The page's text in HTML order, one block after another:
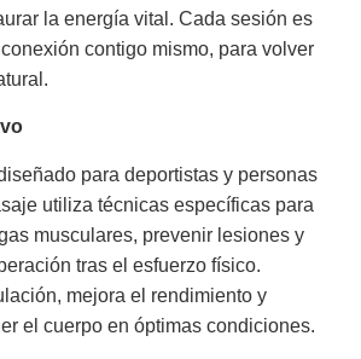
la energía vital. Cada sesión es
contigo mismo, para volver
para deportistas y personas
utiliza técnicas específicas para
musculares, prevenir lesiones y
tras el esfuerzo físico.
mejora el rendimiento y
el cuerpo en óptimas condiciones.